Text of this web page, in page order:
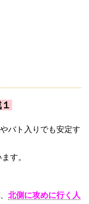
バト入りでも安定す
す。
北側に攻めに行く人